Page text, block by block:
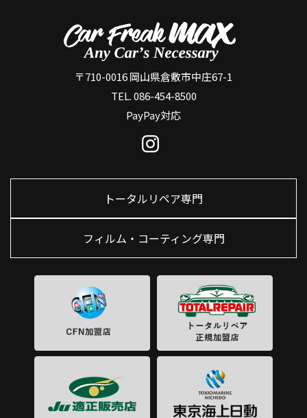
〒710-0016 岡山県倉敷市中庄67-1
TEL. 086-454-8500
PayPay対応
トータルリペア専門
フィルム・コーティング専門